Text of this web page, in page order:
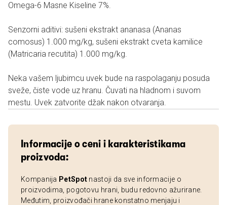
Omega-6 Masne Kiseline 7%.
Senzorni aditivi: sušeni ekstrakt ananasa (Ananas
comosus) 1.000 mg/kg, sušeni ekstrakt cveta kamilice
(Matricaria recutita) 1.000 mg/kg.
Neka vašem ljubimcu uvek bude na raspolaganju posuda
sveže, čiste vode uz hranu. Čuvati na hladnom i suvom
mestu. Uvek zatvorite džak nakon otvaranja.
Informacije o ceni i karakteristikama
proizvoda:
Kompanija PetSpot nastoji da sve informacije o
proizvodima, pogotovu hrani, budu redovno ažurirane.
Međutim, proizvođači hrane konstatno menjaju i